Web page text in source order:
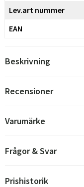
Lev.art nummer
EAN
Beskrivning
Recensioner
Varumärke
Frågor & Svar
Prishistorik